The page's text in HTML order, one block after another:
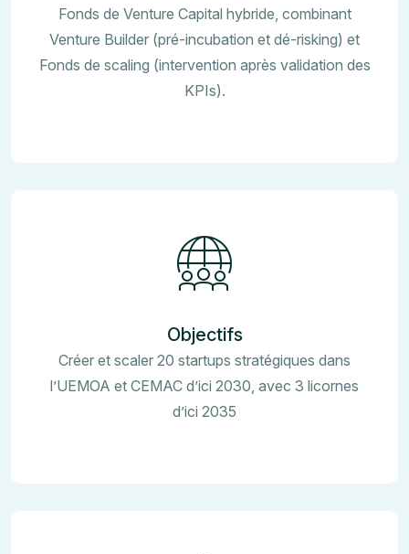
Fonds de Venture Capital hybride, combinant
Venture Builder (pré-incubation et dé-risking) et
Fonds de scaling (intervention après validation des
KPIs).
Objectifs
Créer et scaler 20 startups stratégiques dans
l’UEMOA et CEMAC d’ici 2030, avec 3 licornes
d’ici 2035